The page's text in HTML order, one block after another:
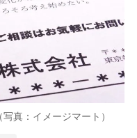
真：イメージマート）